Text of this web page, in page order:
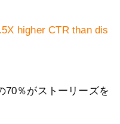
higher CTR than dis
70％がストーリーズを